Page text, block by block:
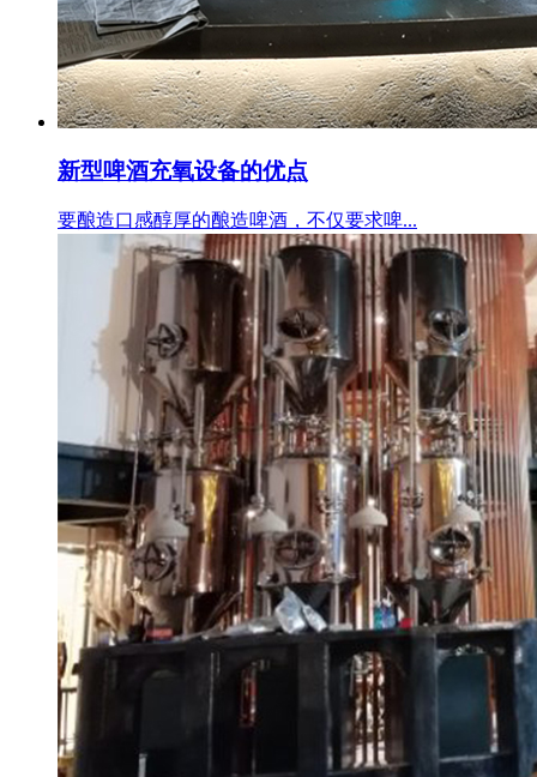
新型啤酒充氧设备的优点
要酿造口感醇厚的酿造啤酒，不仅要求啤...